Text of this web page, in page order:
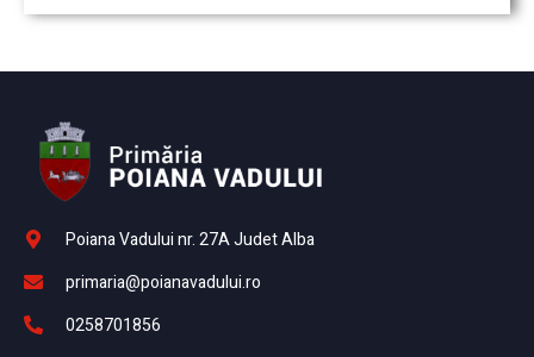
Poiana Vadului nr. 27A Judet Alba
primaria@poianavadului.ro
0258701856